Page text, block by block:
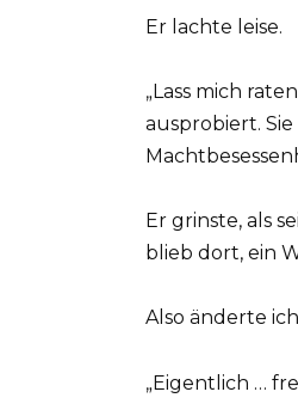
Er lachte leise.
„Lass mich
ausprobiert.
Er grinste, als
blieb dort, ein
Also änderte
„Eigentlich …